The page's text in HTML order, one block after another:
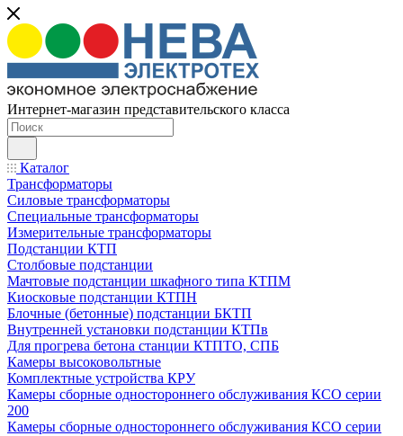
Интернет-магазин представительского класса
Каталог
Трансформаторы
Силовые трансформаторы
Специальные трансформаторы
Измерительные трансформаторы
Подстанции КТП
Столбовые подстанции
Мачтовые подстанции шкафного типа КТПМ
Киосковые подстанции КТПН
Блочные (бетонные) подстанции БКТП
Внутренней установки подстанции КТПв
Для прогрева бетона станции КТПТО, СПБ
Камеры высоковольтные
Комплектные устройства КРУ
Камеры сборные одностороннего обслуживания КСО серии
200
Камеры сборные одностороннего обслуживания КСО серии